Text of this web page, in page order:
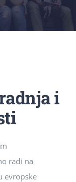
i
radi na
evropske